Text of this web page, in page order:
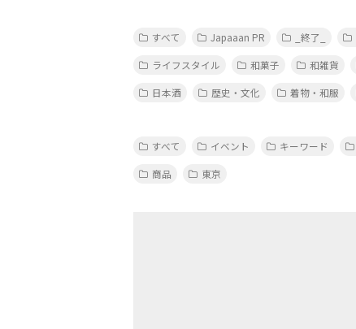
すべて Japaaan PR _終了_
ライフスタイル
和菓子 和雑貨
日本酒
歴史・文化 着物・和服
すべて イベント キーワード
商品
東京